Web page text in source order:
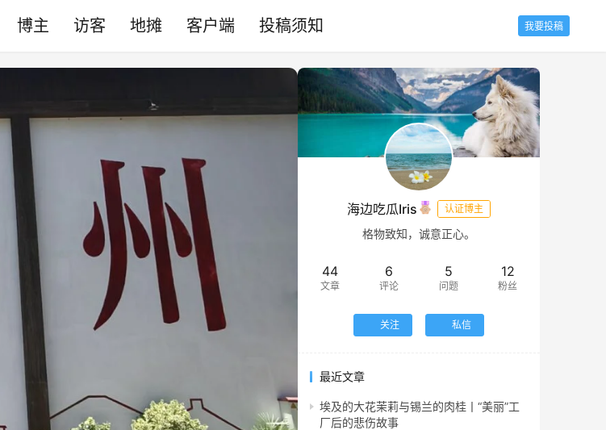
博主 访客 地摊 客户端 投稿须知 我要投稿
海边吃瓜Iris 认证博主
格物致知，诚意正心。
44
文章
6
评论
5
问题
12
粉丝
关注 私信
最近文章
埃及的大花茉莉与锡兰的肉桂丨“美丽”工
厂后的悲伤故事